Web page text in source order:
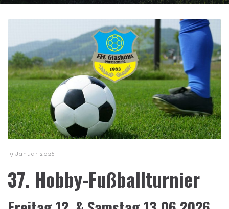
19 Januar 2026
37. Hobby-Fußballturnier